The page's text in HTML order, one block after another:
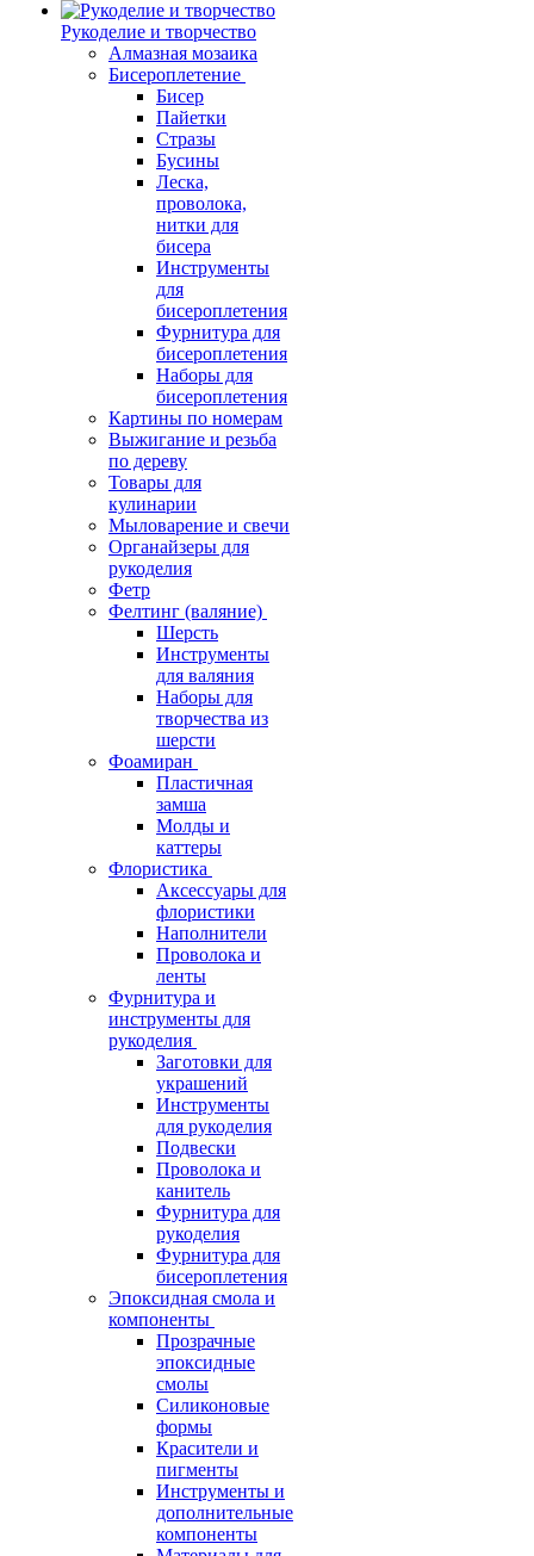
Рукоделие и творчество
Алмазная мозаика
Бисероплетение
Бисер
Пайетки
Стразы
Бусины
Леска,
проволока,
нитки для
бисера
Инструменты
для
бисероплетения
Фурнитура для
бисероплетения
Наборы для
бисероплетения
Картины по номерам
Выжигание и резьба
по дереву
Товары для
кулинарии
Мыловарение и свечи
Органайзеры для
рукоделия
Фетр
Фелтинг (валяние)
Шерсть
Инструменты
для валяния
Наборы для
творчества из
шерсти
Фоамиран
Пластичная
замша
Молды и
каттеры
Флористика
Аксессуары для
флористики
Наполнители
Проволока и
ленты
Фурнитура и
инструменты для
рукоделия
Заготовки для
украшений
Инструменты
для рукоделия
Подвески
Проволока и
канитель
Фурнитура для
рукоделия
Фурнитура для
бисероплетения
Эпоксидная смола и
компоненты
Прозрачные
эпоксидные
смолы
Силиконовые
формы
Красители и
пигменты
Инструменты и
дополнительные
компоненты